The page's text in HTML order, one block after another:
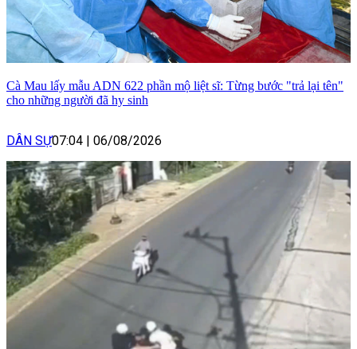
Cà Mau lấy mẫu ADN 622 phần mộ liệt sĩ: Từng bước "trả lại tên"
cho những người đã hy sinh
DÂN SỰ07:04 06/08/2026